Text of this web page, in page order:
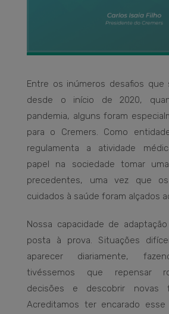
Entre os inúmeros desafios que
desde o início de 2020,
pandemia, alguns foram
para o Cremers. Como
regulamenta a atividade
papel na sociedade tomar
precedentes, uma vez que
cuidados à saúde foram alçados
Nossa capacidade de
posta à prova. Situações
aparecer diariamente,
tivéssemos que repensar
decisões e descobrir novas
Acreditamos ter encarado esse